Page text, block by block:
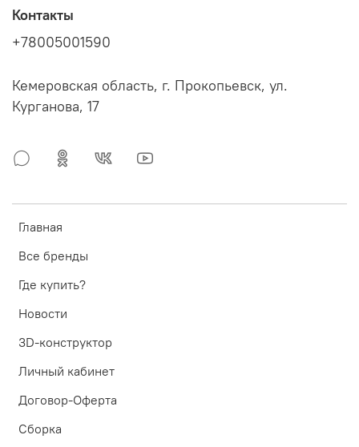
Главная
Все бренды
Где купить?
Новости
3D-конструктор
Личный кабинет
Договор-Оферта
Сборка
Контакты
+78005001590
Кемеровская область, г. Прокопьевск, ул.
Курганова, 17